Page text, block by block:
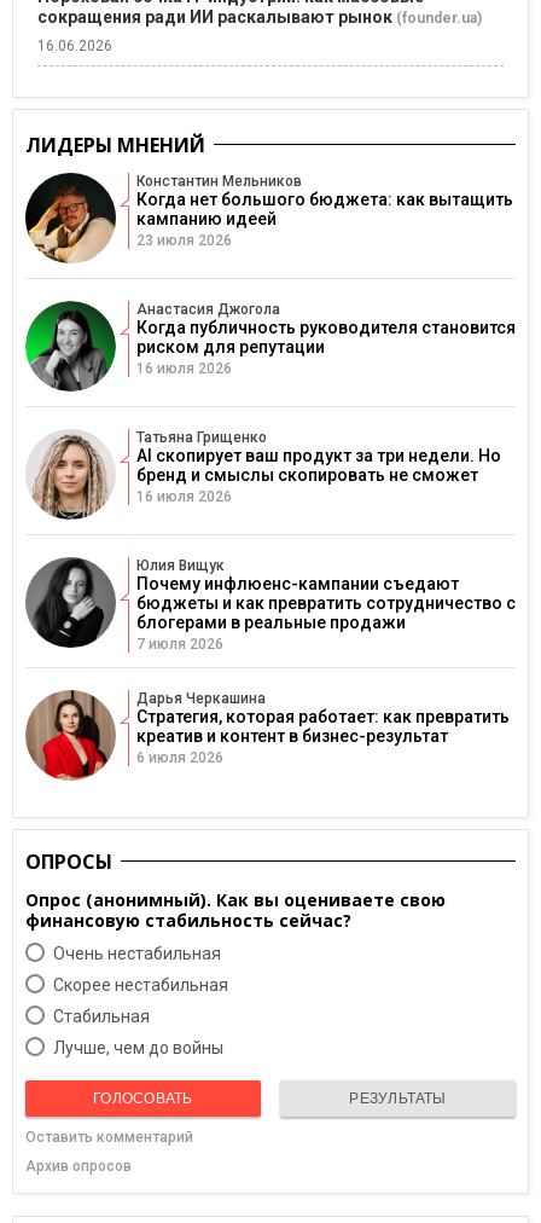
сокращения ради ИИ раскалывают рынок (founder.ua)
16.06.2026
ЛИДЕРЫ МНЕНИЙ
Константин Мельников
Когда нет большого бюджета: как вытащить
кампанию идеей
23 июля 2026
Анастасия Джогола
Когда публичность руководителя становится
риском для репутации
16 июля 2026
Татьяна Грищенко
AI скопирует ваш продукт за три недели. Но
бренд и смыслы скопировать не сможет
16 июля 2026
Юлия Вищук
Почему инфлюенс-кампании съедают
бюджеты и как превратить сотрудничество с
блогерами в реальные продажи
7 июля 2026
Дарья Черкашина
Стратегия, которая работает: как превратить
креатив и контент в бизнес-результат
6 июля 2026
ОПРОСЫ
Опрос (анонимный). Как вы оцениваете свою
финансовую стабильность сейчас?
Очень нестабильная
Скорее нестабильная
Cтабильная
Лучше, чем до войны
ГОЛОСОВАТЬ РЕЗУЛЬТАТЫ
Оставить комментарий
Архив опросов